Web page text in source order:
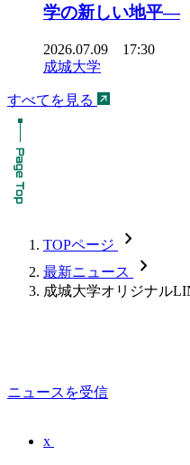
学の新しい地平―
2026.07.09 17:30
成城大学
すべてを見る
TOPページ chevron_forward
最新ニュース chevron_forward
成城大学オリジナル
ニュースを受信
x